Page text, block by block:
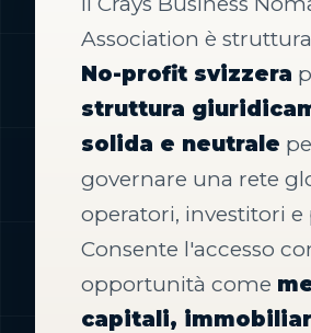
Association è
No-profit svizzera
struttura
solida e neutrale
governare una rete
operatori, investitori e
Consente l'accesso
opportunità come
capitali,